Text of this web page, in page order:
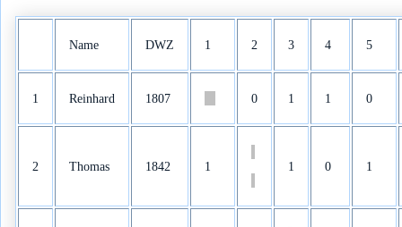
Name DWZ 1 2 3 4 5
1 Reinhard 1807 0 1 1 0
2 Thomas 1842 1 1 0 1